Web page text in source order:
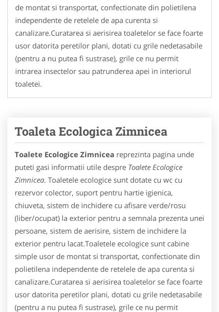
de montat si transportat, confectionate din polietilena
independente de retelele de apa curenta si
canalizare.Curatarea si aerisirea toaletelor se face foarte
usor datorita peretilor plani, dotati cu grile nedetasabile
(pentru a nu putea fi sustrase), grile ce nu permit
intrarea insectelor sau patrunderea apei in interiorul
toaletei.
Toaleta Ecologica Zimnicea
Toalete Ecologice Zimnicea reprezinta pagina unde
puteti gasi informatii utile despre Toalete Ecologice
Zimnicea. Toaletele ecologice sunt dotate cu wc cu
rezervor colector, suport pentru hartie igienica,
chiuveta, sistem de inchidere cu afisare verde/rosu
(liber/ocupat) la exterior pentru a semnala prezenta unei
persoane, sistem de aerisire, sistem de inchidere la
exterior pentru lacat.Toaletele ecologice sunt cabine
simple usor de montat si transportat, confectionate din
polietilena independente de retelele de apa curenta si
canalizare.Curatarea si aerisirea toaletelor se face foarte
usor datorita peretilor plani, dotati cu grile nedetasabile
(pentru a nu putea fi sustrase), grile ce nu permit